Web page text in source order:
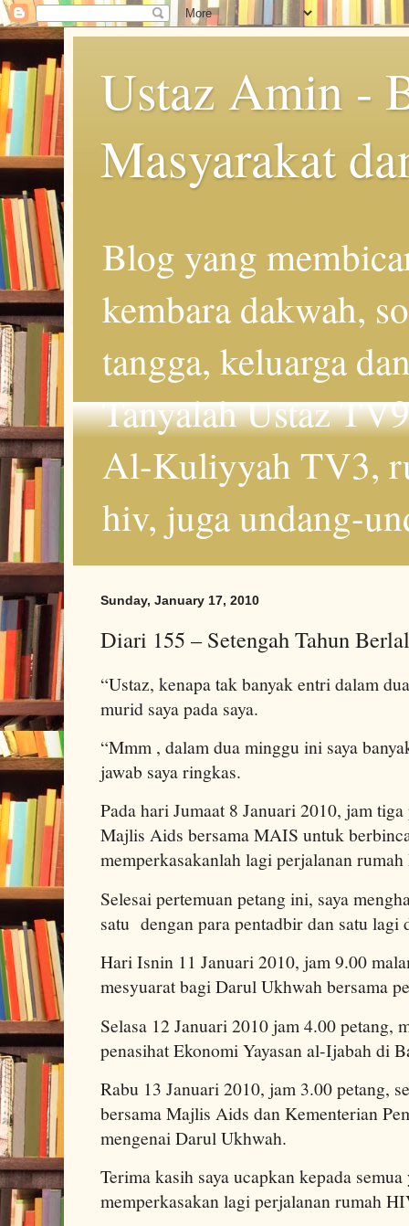
Ustaz Amin -
Masyarakat
Blog yang
kembara dakwah,
tangga, keluarga
Tanyalah Ustaz
Al-Kuliyyah TV3,
hiv, juga undang-
Sunday, January 17, 2010
Diari 155 – Setengah Tahun
“Ustaz, kenapa tak banyak entri dalam
murid saya pada saya.
“Mmm , dalam dua minggu ini saya
jawab saya ringkas.
Pada hari Jumaat 8 Januari 2010, jam
Majlis Aids bersama MAIS untuk
memperkasakanlah lagi perjalanan
Selesai pertemuan petang ini, saya
satu dengan para pentadbir dan satu lagi
Hari Isnin 11 Januari 2010, jam 9.00
mesyuarat bagi Darul Ukhwah bersama
Selasa 12 Januari 2010 jam 4.00 petang,
penasihat Ekonomi Yayasan al-Ijabah di
Rabu 13 Januari 2010, jam 3.00 petang,
bersama Majlis Aids dan Kementerian
mengenai Darul Ukhwah.
Terima kasih saya ucapkan kepada
memperkasakan lagi perjalanan rumah